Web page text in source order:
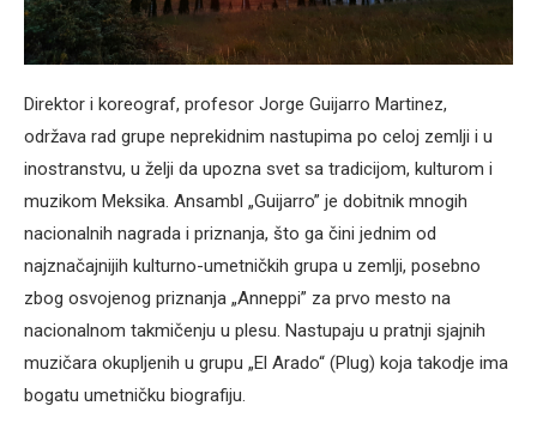
Direktor i koreograf, profesor Jorge Guijarro Martinez,
održava rad grupe neprekidnim nastupima po celoj zemlji i u
inostranstvu, u želji da upozna svet sa tradicijom, kulturom i
muzikom Meksika. Ansambl „Guijarro” je dobitnik mnogih
nacionalnih nagrada i priznanja, što ga čini jednim od
najznačajnijih kulturno-umetničkih grupa u zemlji, posebno
zbog osvojenog priznanja „Anneppi” za prvo mesto na
nacionalnom takmičenju u plesu. Nastupaju u pratnji sjajnih
muzičara okupljenih u grupu „El Arado“ (Plug) koja takodje ima
bogatu umetničku biografiju.